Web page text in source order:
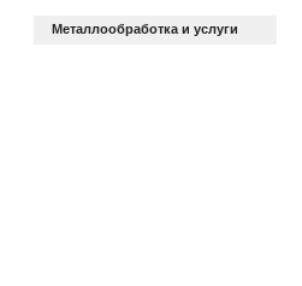
Металлообработка и услуги